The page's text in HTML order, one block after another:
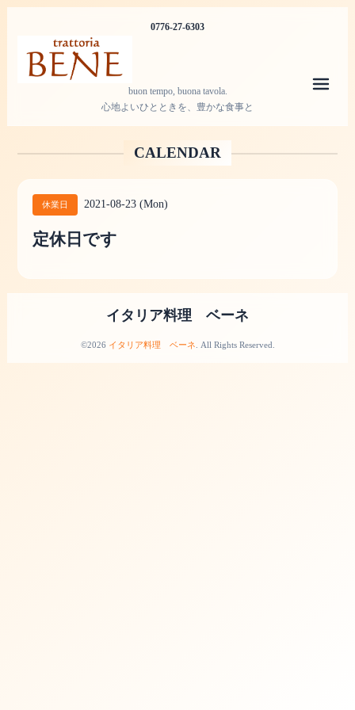
0776-27-6303
buon tempo, buona tavola.
心地よいひとときを、豊かな食事と
CALENDAR
休業日 2021-08-23 (Mon)
定休日です
イタリア料理 ベーネ
©2026 イタリア料理 ベーネ . All Rights Reserved.